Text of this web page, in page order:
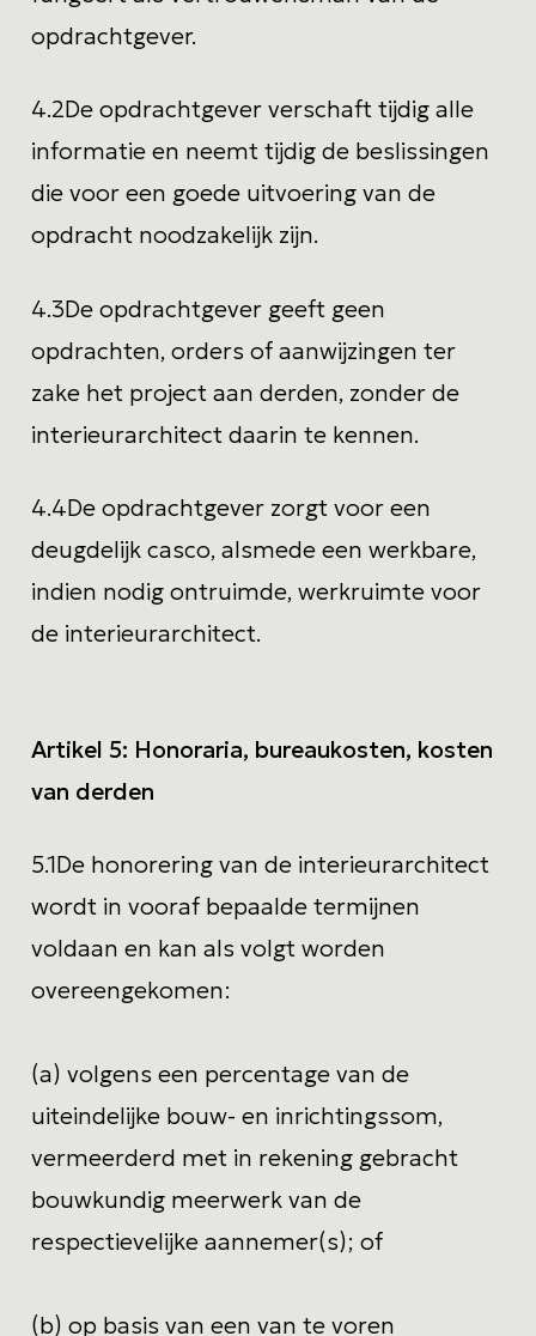
opdrachtgever.
4.2De opdrachtgever verschaft tijdig alle
informatie en neemt tijdig de beslissingen
die voor een goede uitvoering van de
opdracht noodzakelijk zijn.
4.3De opdrachtgever geeft geen
opdrachten, orders of aanwijzingen ter
zake het project aan derden, zonder de
interieurarchitect daarin te kennen.
4.4De opdrachtgever zorgt voor een
deugdelijk casco, alsmede een werkbare,
indien nodig ontruimde, werkruimte voor
de interieurarchitect.
Artikel 5: Honoraria, bureaukosten, kosten
van derden
5.1De honorering van de interieurarchitect
wordt in vooraf bepaalde termijnen
voldaan en kan als volgt worden
overeengekomen:
(a) volgens een percentage van de
uiteindelijke bouw- en inrichtingssom,
vermeerderd met in rekening gebracht
bouwkundig meerwerk van de
respectievelijke aannemer(s); of
(b) op basis van een van te voren